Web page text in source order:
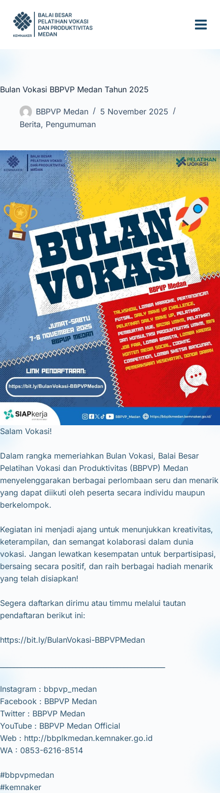
k
c
t
Bulan Vokasi BBPVP Medan Tahun 2025
BBPVP Medan
5 November 2025
Berita, Pengumuman
Salam Vokasi!
Dalam rangka memeriahkan Bulan Vokasi, Balai Besar
Pelatihan Vokasi dan Produktivitas (BBPVP) Medan
menyelenggarakan berbagai perlombaan seru dan menarik
yang dapat diikuti oleh peserta secara individu maupun
berkelompok.
Kegiatan ini menjadi ajang untuk menunjukkan kreativitas,
keterampilan, dan semangat kolaborasi dalam dunia
vokasi. Jangan lewatkan kesempatan untuk berpartisipasi,
bersaing secara positif, dan raih berbagai hadiah menarik
yang telah disiapkan!
Segera daftarkan dirimu atau timmu melalui tautan
pendaftaran berikut ini:
https://bit.ly/BulanVokasi-BBPVPMedan
Instagram : bbpvp_medan
Facebook : BBPVP Medan
Twitter : BBPVP Medan
YouTube : BBPVP Medan Official
Web : http://bbplkmedan.kemnaker.go.id
WA : 0853-6216-8514
#bbpvpmedan
#kemnaker